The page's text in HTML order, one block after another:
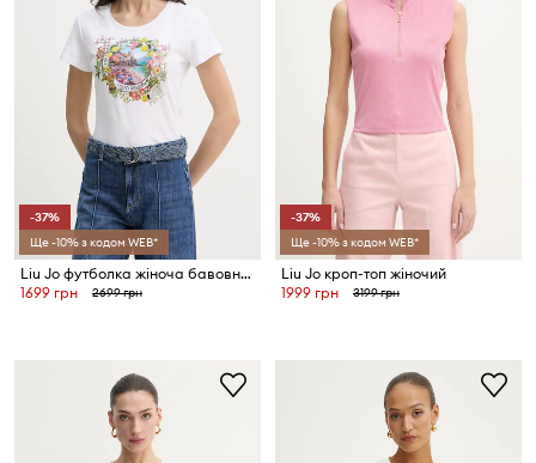
-37%
Ще -10% з кодом WEB*
Liu Jo футболка жіноча бавовняна
1699 грн
2699 грн
-37%
Ще -10% з кодом WEB*
Liu Jo кроп-топ жіночий
1999 грн
3199 грн